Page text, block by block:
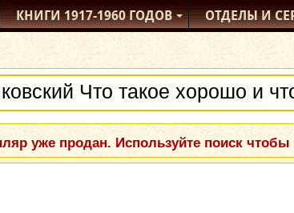
КНИГИ1917-1960ГОДОВ ОТДЕЛЫИ
уже продан. Используйте поиск